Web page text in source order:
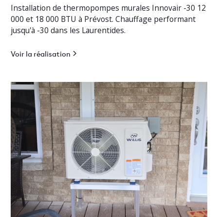
Installation de thermopompes murales Innovair -30 12
000 et 18 000 BTU à Prévost. Chauffage performant
jusqu'à -30 dans les Laurentides.
Voir la réalisation